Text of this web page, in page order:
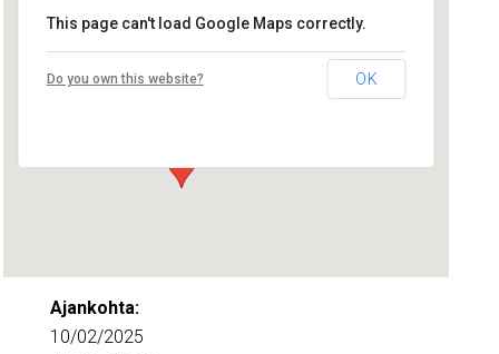
Lounais-Suomen – SYLI ry
Maariankatu 8 D 104 - Turku
This page can't load Google Maps correctly.
Do you own this website? OK
Ajankohta:
10/02/2025